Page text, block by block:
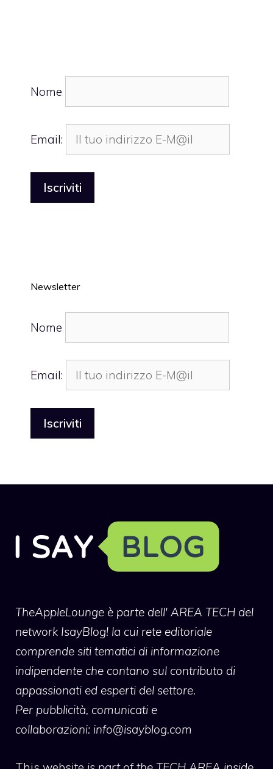
Nome
Email:
Newsletter
Nome
Email:
TheAppleLounge è parte dell' AREA TECH del
network IsayBlog! la cui rete editoriale
comprende siti tematici di informazione
indipendente che contano sul contributo di
appassionati ed esperti del settore.
Per pubblicità, comunicati e
collaborazioni: info@isayblog.com